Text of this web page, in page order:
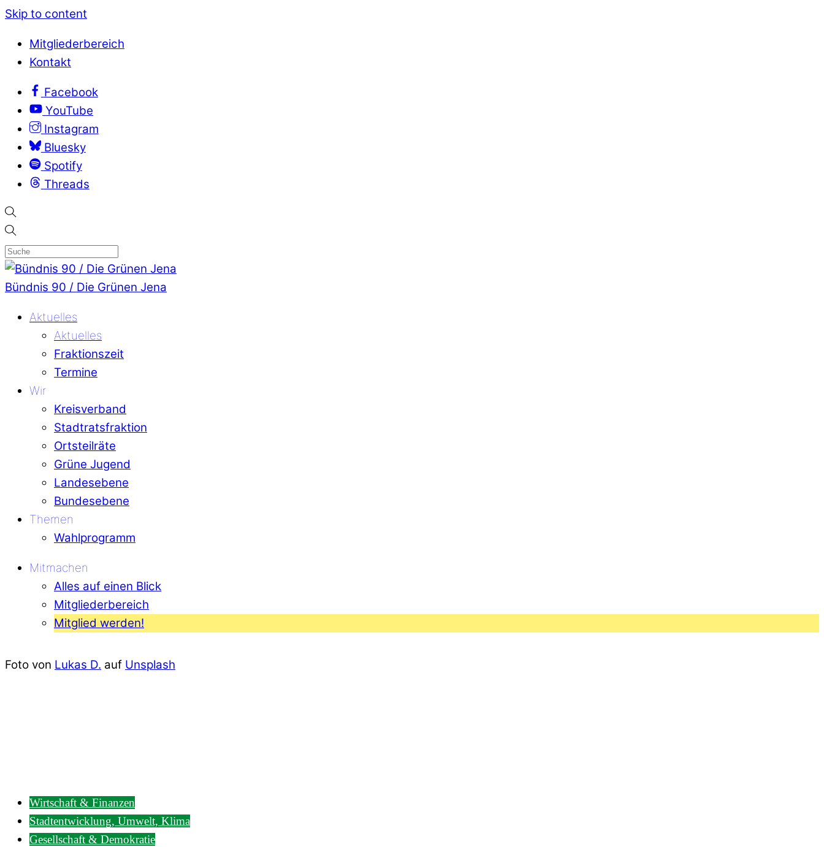
Skip to content
Mitgliederbereich
Kontakt
Facebook
YouTube
Instagram
Bluesky
Spotify
Threads
Bündnis 90 / Die Grünen Jena
Aktuelles
Aktuelles
Fraktionszeit
Termine
Wir
Kreisverband
Stadtratsfraktion
Ortsteilräte
Grüne Jugend
Landesebene
Bundesebene
Themen
Wahlprogramm
Mitmachen
Alles auf einen Blick
Mitgliederbereich
Mitglied werden!
Foto von Lukas D. auf Unsplash
Wirtschaft & Finanzen
Stadtentwicklung, Umwelt, Klima
Gesellschaft & Demokratie